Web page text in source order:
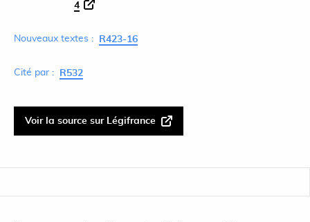
4
Nouveaux textes : R423-16
Cité par : R532
Voir la source sur Légifrance